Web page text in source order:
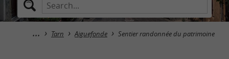
Tarn Aiguefonde Sentier randonnée du patrimoine